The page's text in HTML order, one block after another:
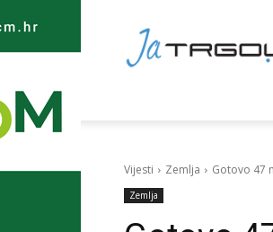
TRGOVAC
Vijesti Zemlja Gotovo 47
Zemlja